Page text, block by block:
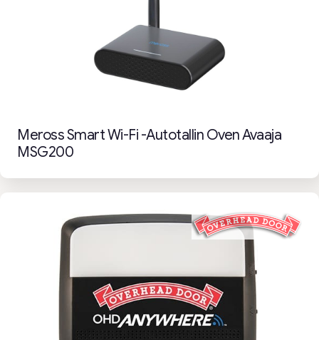
Meross Smart Wi-Fi -autotallin Oven Avaaja
MSG200